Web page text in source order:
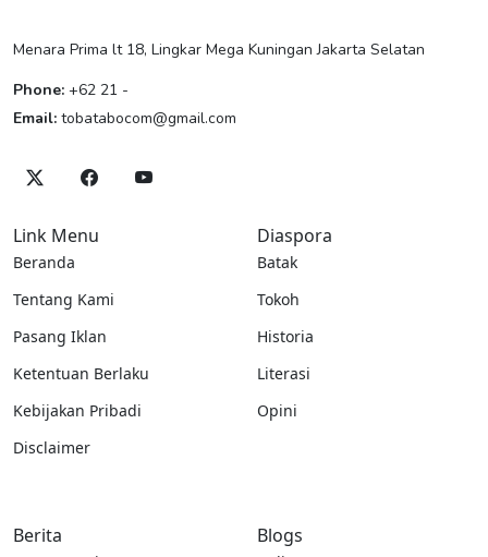
Menara Prima lt 18, Lingkar Mega Kuningan Jakarta Selatan
Phone: +62 21 -
Email: tobatabocom@gmail.com
Link Menu
Beranda
Tentang Kami
Pasang Iklan
Ketentuan Berlaku
Kebijakan Pribadi
Disclaimer
Diaspora
Batak
Tokoh
Historia
Literasi
Opini
Berita Blogs